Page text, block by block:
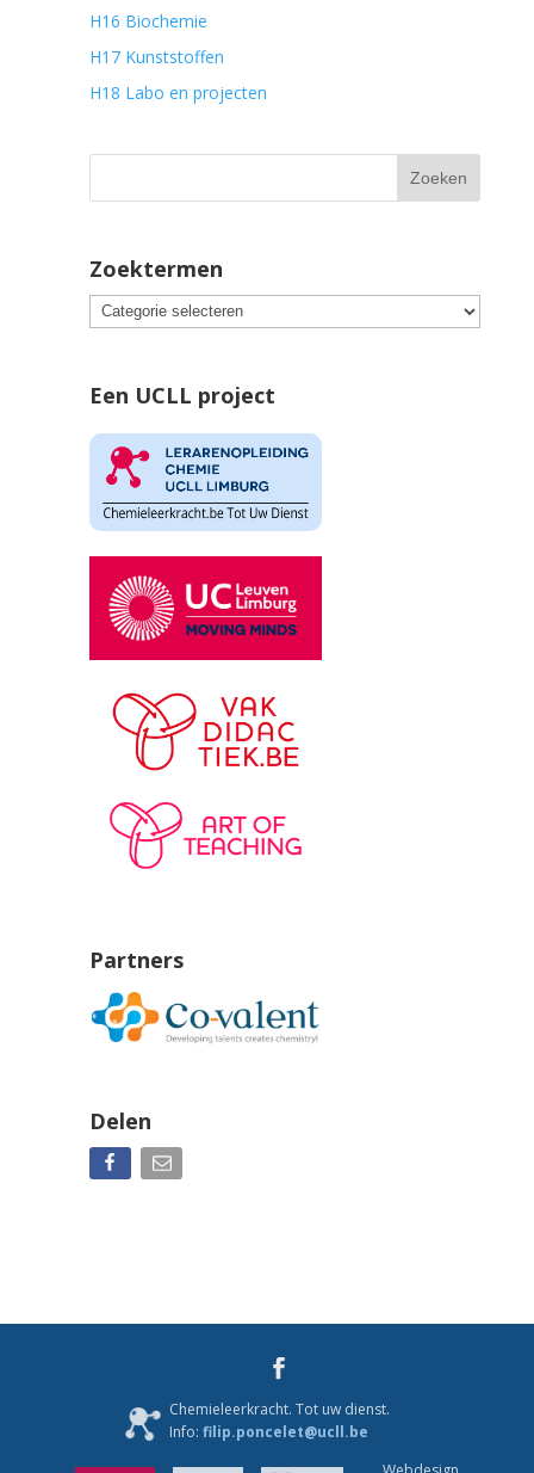
H16 Biochemie
H17 Kunststoffen
H18 Labo en projecten
Zoektermen
Een UCLL project
Partners
Delen
Chemieleerkracht. Tot uw dienst.
Info:filip.poncelet@ucll.be